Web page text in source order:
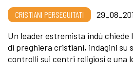
CRISTIANI PERSEGUITATI
Un leader estremista indù chiede
di preghiera cristiani, indagini su
controlli sui centri religiosi e una